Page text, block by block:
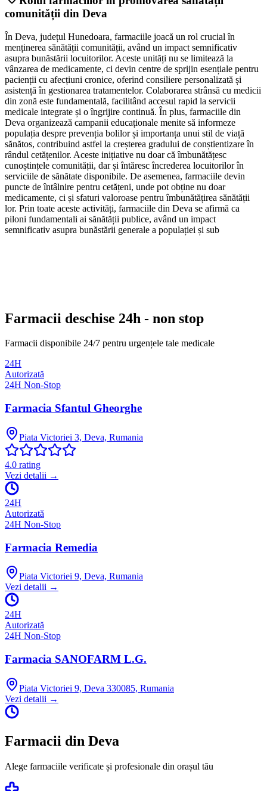
comunității din Deva
În Deva, județul Hunedoara, farmaciile joacă un rol crucial în
menținerea sănătății comunității, având un impact semnificativ
asupra bunăstării locuitorilor. Aceste unități nu se limitează la
vânzarea de medicamente, ci devin centre de sprijin esențiale pentru
pacienții cu afecțiuni cronice, oferind consiliere personalizată și
asistență în gestionarea tratamentelor. Colaborarea strânsă cu medicii
din zonă este fundamentală, facilitând accesul rapid la servicii
medicale integrate și o îngrijire continuă. În plus, farmaciile din
Deva organizează campanii educaționale menite să informeze
populația despre prevenția bolilor și importanța unui stil de viață
sănătos, contribuind astfel la creșterea gradului de conștientizare în
rândul cetățenilor. Aceste inițiative nu doar că îmbunătățesc
cunoștințele comunității, dar și întăresc încrederea locuitorilor în
serviciile de sănătate disponibile. De asemenea, farmaciile devin
puncte de întâlnire pentru cetățeni, unde pot obține nu doar
medicamente, ci și sfaturi valoroase pentru îmbunătățirea sănătății
lor. Prin toate aceste activități, farmaciile din Deva se afirmă ca
piloni fundamentali ai sănătății publice, având un impact
semnificativ asupra bunăstării generale a populației și sub
Farmacii deschise 24h - non stop
Farmacii disponibile 24/7 pentru urgențele tale medicale
24H
Autorizată
24H Non-Stop
Farmacia Sfantul Gheorghe
Piata Victoriei 3, Deva, Rumania
4.0 rating
Vezi detalii →
24H
Autorizată
24H Non-Stop
Farmacia Remedia
Piata Victoriei 9, Deva, Rumania
Vezi detalii →
24H
Autorizată
24H Non-Stop
Farmacia SANOFARM L.G.
Piata Victoriei 9, Deva 330085, Rumania
Vezi detalii →
Farmacii din Deva
Alege farmaciile verificate și profesionale din orașul tău